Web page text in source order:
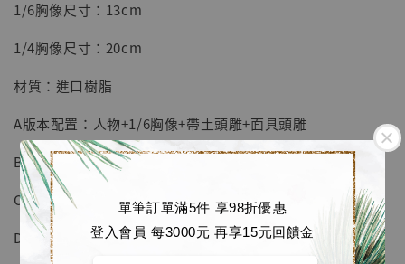
單筆訂單滿5件 享98折優惠
登入會員 每3000元 再享15元回饋金
1/6胸像尺寸：13cm
1/4胸像尺寸：20cm
材質：進口樹脂
A版本配置：人物+1/6胸像+帶土頭雕+面具頭雕
B版本配置：人物單帶土頭雕
C版本配置：胸像地台雙頭雕
D版本配置：胸像地台雙頭雕